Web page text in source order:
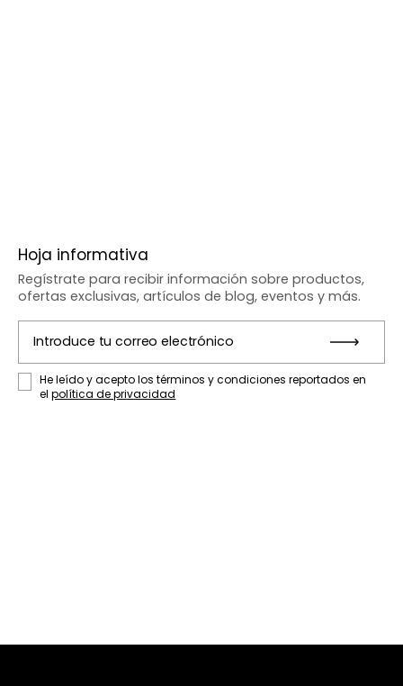
Hoja informativa
Introduce tu correo electrónico
He leído y acepto los términos y condiciones reportados en
el política de privacidad
Regístrate para recibir información sobre productos,
ofertas exclusivas, artículos de blog, eventos y más.